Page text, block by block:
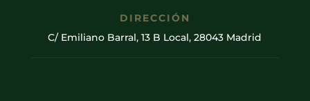
DIRECCIÓN
C/ Emiliano Barral, 13 B Local, 28043 Madrid